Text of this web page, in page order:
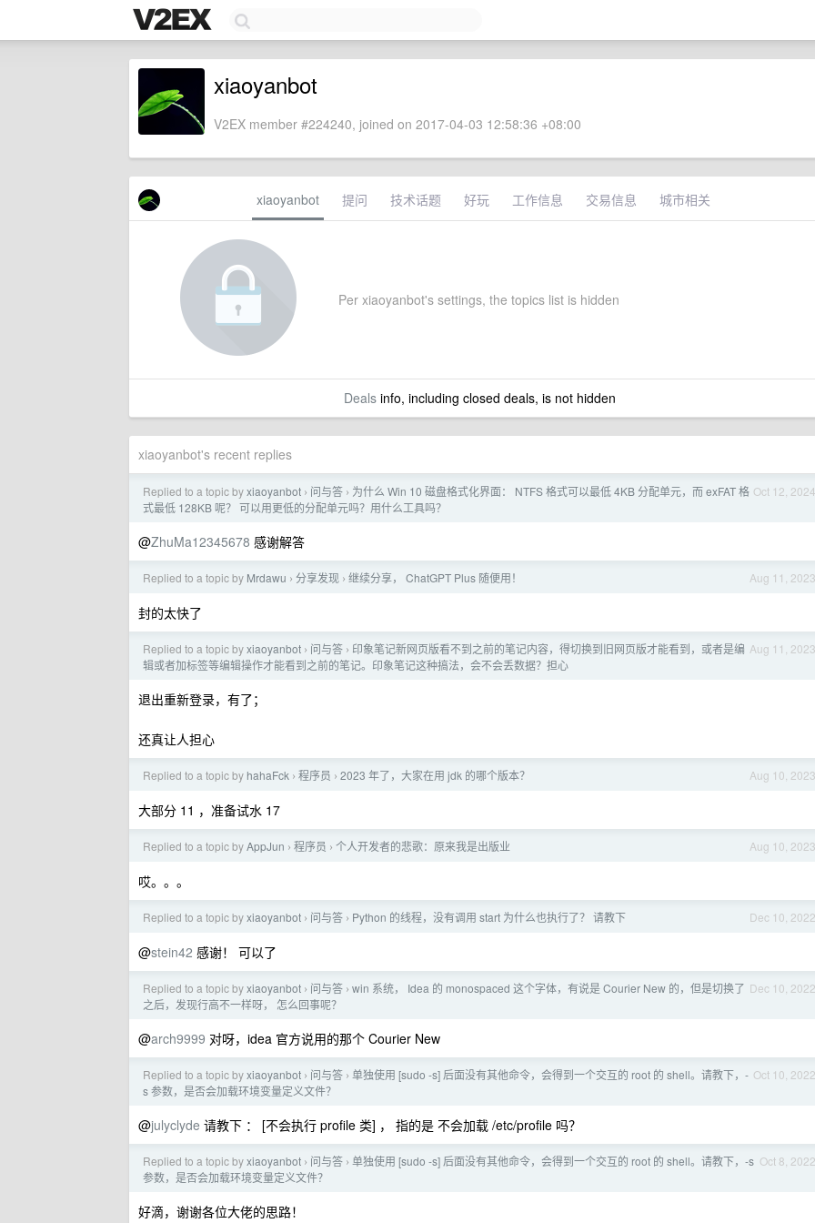
xiaoyanbot
V2EX member #224240, joined on 2017-04-03 12:58:36 +08:00
xiaoyanbot 提问 技术话题 好玩 工作信息 交易信息 城市相关
Per xiaoyanbot's settings, the topics list is hidden
Dealsinfo, including closed deals, is not hidden
xiaoyanbot's recent replies
Oct 12, 2024
Replied to a topic byxiaoyanbot › 问与答 › 为什么 Win 10 磁盘格式化界面： NTFS 格式可以最低 4KB 分配单元，而 exFAT 格
式最低 128KB 呢？ 可以用更低的分配单元吗？用什么工具吗？
@ZhuMa12345678 感谢解答
Aug 11, 2023
Replied to a topic by Mrdawu › 分享发现 › 继续分享， ChatGPT Plus 随便用！
封的太快了
Aug 11, 2023
Replied to a topic byxiaoyanbot › 问与答 › 印象笔记新网页版看不到之前的笔记内容，得切换到旧网页版才能看到，或者是编
辑或者加标签等编辑操作才能看到之前的笔记。印象笔记这种搞法，会不会丢数据？担心
退出重新登录，有了；
还真让人担心
Aug 10, 2023
Replied to a topic by hahaFck › 程序员 › 2023 年了，大家在用 jdk 的哪个版本？
大部分 11 ，准备试水 17
Aug 10, 2023
Replied to a topic byAppJun › 程序员 › 个人开发者的悲歌：原来我是出版业
哎。。。
Dec 10, 2022
Replied to a topic byxiaoyanbot › 问与答 › Python 的线程，没有调用 start 为什么也执行了？ 请教下
@stein42 感谢！ 可以了
Dec 10, 2022
Replied to a topic byxiaoyanbot › 问与答 › win 系统， Idea 的 monospaced 这个字体，有说是 Courier New 的，但是切换了
之后，发现行高不一样呀， 怎么回事呢？
@arch9999 对呀，idea 官方说用的那个 Courier New
Oct 10, 2022
Replied to a topic byxiaoyanbot › 问与答 › 单独使用 [sudo -s] 后面没有其他命令，会得到一个交互的 root 的 shell。请教下，-
s 参数，是否会加载环境变量定义文件？
@julyclyde 请教下 ： [不会执行 profile 类] ， 指的是 不会加载 /etc/profile 吗？
Oct 8, 2022
Replied to a topic byxiaoyanbot › 问与答 › 单独使用 [sudo -s] 后面没有其他命令，会得到一个交互的 root 的 shell。请教下，-s
参数，是否会加载环境变量定义文件？
好滴，谢谢各位大佬的思路！